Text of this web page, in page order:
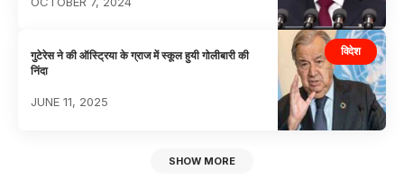
विदेश
गुटेरेस ने की ऑस्ट्रिया के ग्राज में स्कूल हुयी गोलीबारी की
निंदा
JUNE 11, 2025
SHOW MORE